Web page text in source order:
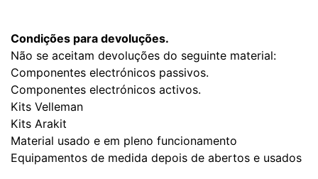
Condições para devoluções.
Não se aceitam devoluções do seguinte material:
Componentes electrónicos passivos.
Componentes electrónicos activos.
Kits Velleman
Kits Arakit
Material usado e em pleno funcionamento
Equipamentos de medida depois de abertos e usados